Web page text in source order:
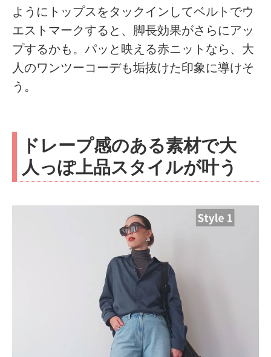
ようにトップスをタックインしてベルトでウ
エストマークすると、脚長効果がさらにアッ
プするかも。パッと映える赤ニットなら、大
人のワンツーコーデも垢抜けた印象に導けそ
う。
ドレープ感のある素材で大
人っぽ上品スタイルが叶う